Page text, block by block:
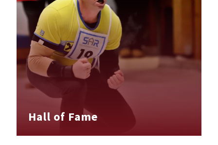
Hall of Fame